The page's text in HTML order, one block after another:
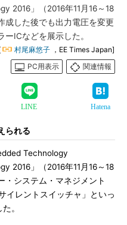
2016」（2016年11月16～18
成した後でも出力電圧を変更
ICなどを展示した。
村尾麻悠子 ，EE Times Japan]
PC用表示
関連情報
LINE Hatena
られる
Technology
2016」（2016年11月16～18
・システム・マネジメント
イレントスイッチャ」といっ
。